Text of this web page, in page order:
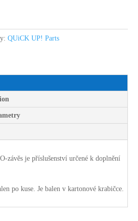
QUiCK UP! Parts
závěs je příslušenství určené k doplnění
po kuse. Je balen v kartonové krabičce.